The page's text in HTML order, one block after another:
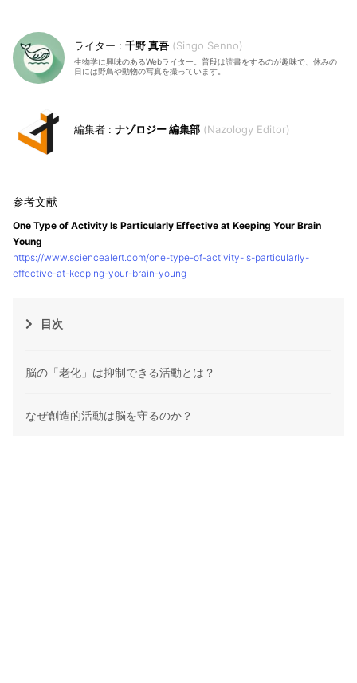
千野 真吾 Singo Senno
生物学に興味のあるWebライター。普段は読書をするのが趣味で、休みの
日には野鳥や動物の写真を撮っています。
ナゾロジー 編集部 Nazology Editor
One Type of Activity Is Particularly Effective at Keeping Your Brain
Young
https://www.sciencealert.com/one-type-of-activity-is-particularly-
effective-at-keeping-your-brain-young
目次
脳の「老化」は抑制できる活動とは？
なぜ創造的活動は脳を守るのか？